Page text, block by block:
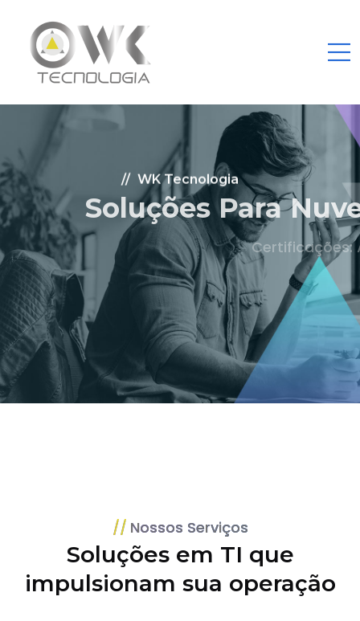
WK Tecnologia
Soluções Para Nuvem.
Certificações: AWS Partner, Microsoft Gold
Fale Conosco
Nossos Serviços
Soluções em TI que
impulsionam sua operação